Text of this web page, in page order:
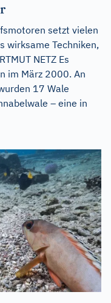
setzt vielen
wirksame Techniken,
NETZ Es
im März 2000. An
17 Wale
– eine in